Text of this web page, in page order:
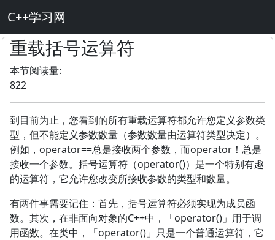
C++学习网
重载括号运算符
本节阅读量:
822
到目前为止，您看到的所有重载运算符都允许您定义参数类
型，但不能定义参数数量（参数数量由运算符类型决定）。
例如，operator==总是接收两个参数，而operator！总是
接收一个参数。括号运算符（operator()）是一个特别有趣
的运算符，它允许您改变所接收参数的类型和数量。
有两件事需要记住：首先，括号运算符必须实现为成员函
数。其次，在非面向对象的C++中，「operator()」用于调
用函数。在类中，「operator()」只是一个普通运算符，它